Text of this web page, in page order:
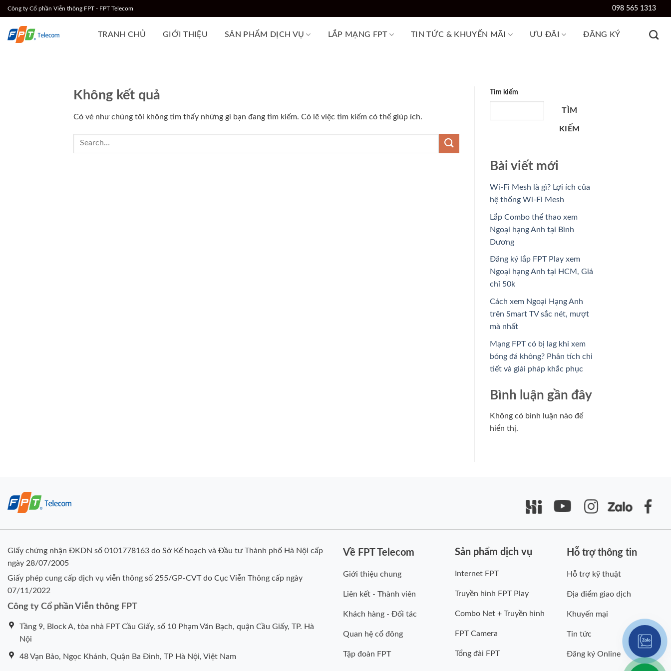
Chuyển
đến
nội
dung
Công ty Cổ phần Viễn thông FPT - FPT Telecom 098 565 1313
TRANH CHỦ GIỚI THIỆU SẢN PHẨM DỊCH VỤ LẮP MẠNG FPT TIN TỨC & KHUYẾN MÃI ƯU ĐÃI ĐĂNG KÝ
Không kết quả
Có vẻ như chúng tôi không tìm thấy những gì bạn đang tìm kiếm. Có lẽ việc tìm kiếm có thể giúp ích.
Tìm kiếm
TÌM
KIẾM
Bài viết mới
Wi-Fi Mesh là gì? Lợi ích của
hệ thống Wi-Fi Mesh
Lắp Combo thể thao xem
Ngoại hạng Anh tại Bình
Dương
Đăng ký lắp FPT Play xem
Ngoại hạng Anh tại HCM, Giá
chỉ 50k
Cách xem Ngoại Hạng Anh
trên Smart TV sắc nét, mượt
mà nhất
Mạng FPT có bị lag khi xem
bóng đá không? Phân tích chi
tiết và giải pháp khắc phục
Bình luận gần đây
Không có bình luận nào để
hiển thị.
Giấy chứng nhận ĐKDN số 0101778163 do Sở Kế hoạch và Đầu tư Thành phố Hà Nội cấp
ngày 28/07/2005
Giấy phép cung cấp dịch vụ viễn thông số 255/GP-CVT do Cục Viễn Thông cấp ngày
07/11/2022
Công ty Cổ phần Viễn thông FPT
Tầng 9, Block A, tòa nhà FPT Cầu Giấy, số 10 Phạm Văn Bạch, quận Cầu Giấy, TP. Hà
Nội
48 Vạn Bảo, Ngọc Khánh, Quận Ba Đình, TP Hà Nội, Việt Nam
Về FPT Telecom
Giới thiệu chung
Liên kết - Thành viên
Khách hàng - Đối tác
Quan hệ cổ đông
Tập đoàn FPT
Sản phẩm dịch vụ
Internet FPT
Truyền hình FPT Play
Combo Net + Truyền hình
FPT Camera
Tổng đài FPT
Hỗ trợ thông tin
Hỗ trợ kỹ thuật
Địa điểm giao dịch
Khuyến mại
Tin tức
Đăng ký Online